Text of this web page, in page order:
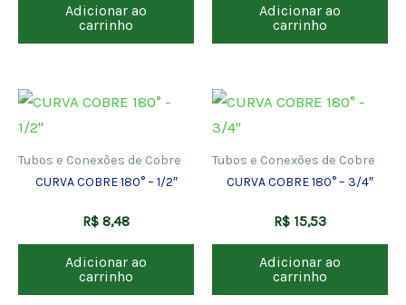
Adicionar ao
carrinho
Adicionar ao
carrinho
Tubos e Conexões de Cobre
CURVA COBRE 180° – 1/2″
R$ 8,48
Adicionar ao
carrinho
Tubos e Conexões de Cobre
CURVA COBRE 180° – 3/4″
R$ 15,53
Adicionar ao
carrinho